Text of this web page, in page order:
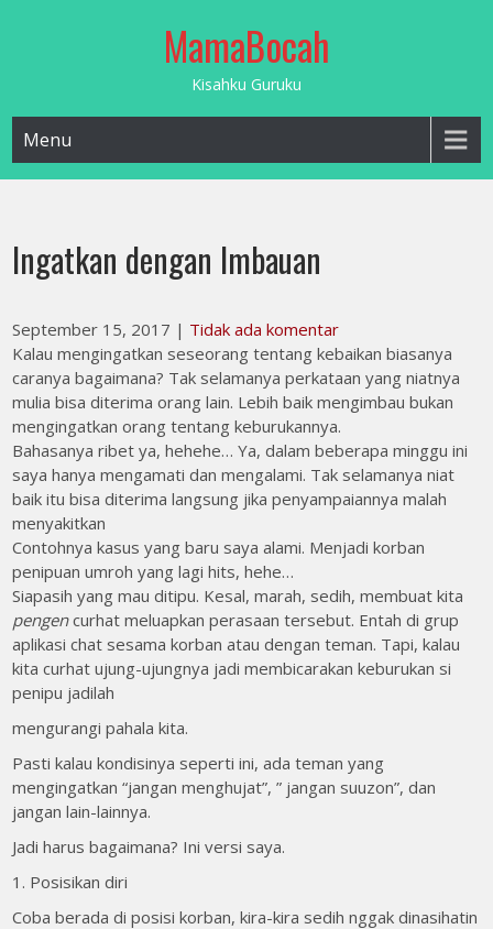
MamaBocah
Kisahku Guruku
Menu
Ingatkan dengan Imbauan
September 15, 2017 | Tidak ada komentar
Kalau mengingatkan seseorang tentang kebaikan biasanya
caranya bagaimana? Tak selamanya perkataan yang niatnya
mulia bisa diterima orang lain. Lebih baik mengimbau bukan
mengingatkan orang tentang keburukannya.
Bahasanya ribet ya, hehehe… Ya, dalam beberapa minggu ini
saya hanya mengamati dan mengalami. Tak selamanya niat
baik itu bisa diterima langsung jika penyampaiannya malah
menyakitkan
Contohnya kasus yang baru saya alami. Menjadi korban
penipuan umroh yang lagi hits, hehe…
Siapasih yang mau ditipu. Kesal, marah, sedih, membuat kita
pengencurhat meluapkan perasaan tersebut. Entah di grup
aplikasi chat sesama korban atau dengan teman. Tapi, kalau
kita curhat ujung-ujungnya jadi membicarakan keburukan si
penipu jadilah
mengurangi pahala kita.
Pasti kalau kondisinya seperti ini, ada teman yang
mengingatkan “jangan menghujat”, ” jangan suuzon”, dan
jangan lain-lainnya.
Jadi harus bagaimana? Ini versi saya.
1. Posisikan diri
Coba berada di posisi korban, kira-kira sedih nggak dinasihatin